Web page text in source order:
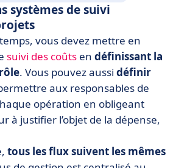
systèmes de suivi
vous devez mettre en
suivi des coûts en définissant la
. Vous pouvez aussi définir
aux responsables de
opération en obligeant
à justifier l’objet de la dépense,
tous les flux suivent les mêmes